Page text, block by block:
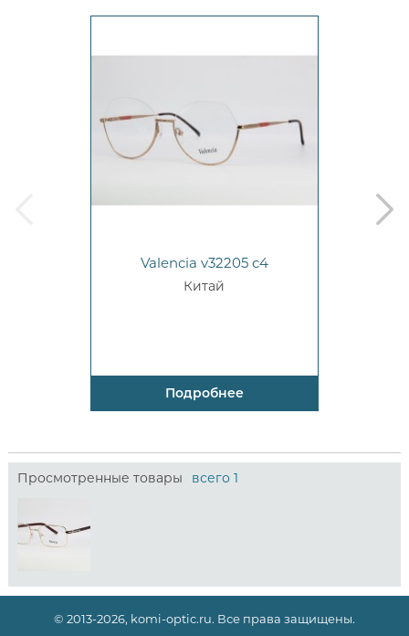
Valencia v32205 c4
Китай
Подробнее
next
Просмотренные товары всего 1
© 2013-2026, komi-optic.ru. Все права защищены.